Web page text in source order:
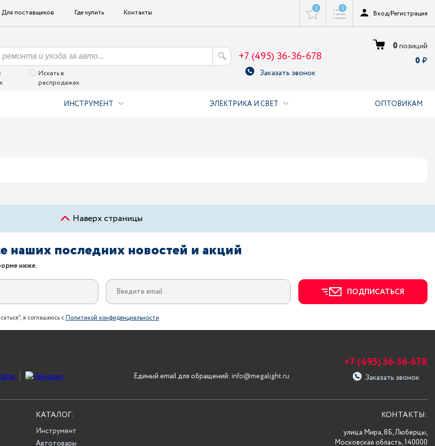
Для поставщиков Где купить Контакты 0 0
Вход/Регистрация
Искать в
распродажах
+7 (495) 36-36-678
Заказать звонок
0позиций
0
ИНСТРУМЕНТ ЭЛЕКТРИКА И СВЕТ ОПТОВИКАМ
Наверх страницы
наших последних новостей и акций
ниже.
ПОДПИСАТЬСЯ
я соглашаюсь сПолитикой конфиденциальности
Единый email для обращений: info@megalight.ru
+7 (495) 36-36-678
Заказать звонок
КАТАЛОГ:
Инструмент
Автотовары
КОНТАКТЫ:
улица Мира, 8Б, Люберцы,
Московская область, 140000